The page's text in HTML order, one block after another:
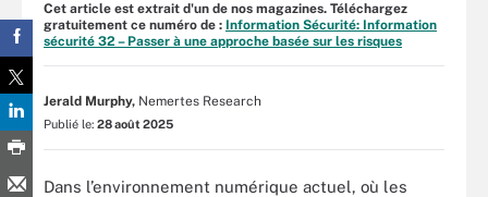
Cet article est extrait d'un de nos magazines. Téléchargez
gratuitement ce numéro de : Information Sécurité: Information
sécurité 32 – Passer à une approche basée sur les risques
Jerald Murphy, Nemertes Research
Publié le: 28 août 2025
Dans l’environnement numérique actuel, où les